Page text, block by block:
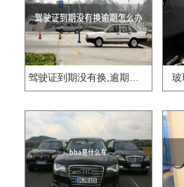
驾驶证到期没有换,逾期怎么办?? 玻